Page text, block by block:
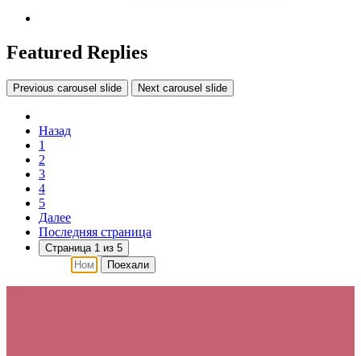
Featured Replies
Previous carousel slide Next carousel slide
Назад
1
2
3
4
5
Далее
Последняя страница
Страница 1 из 5
Поехали